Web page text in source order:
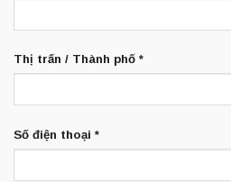
Thị trấn / Thành phố *
Số điện thoại *